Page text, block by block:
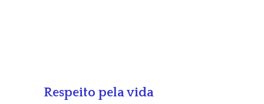
Respeito pela vida